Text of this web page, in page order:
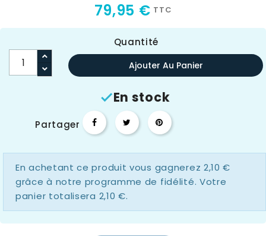
79,95 € TTC
Quantité
Ajouter Au Panier
En stock
Partager
En achetant ce produit vous gagnerez 2,10 €
grâce à notre programme de fidélité. Votre
panier totalisera 2,10 €.